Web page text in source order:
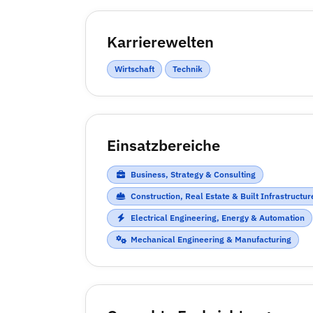
Karrierewelten
Wirtschaft Technik
Einsatzbereiche
Business, Strategy & Consulting
Construction, Real Estate & Built
Electrical Engineering, Energy & Automation
Mechanical Engineering & Manufacturing